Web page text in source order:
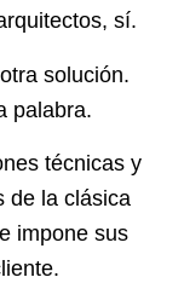
sí.
solución.
palabra.
técnicas y
de la clásica
impone sus